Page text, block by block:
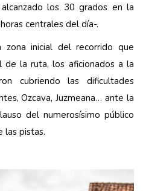
los 30 grados en la
centrales del día-.
zona inicial del recorrido que
de la ruta, los aficionados a la
cubriendo las dificultades
Ozcava, Juzmeana… ante la
del numerosísimo público
las pistas.